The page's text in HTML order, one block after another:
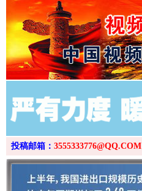
投稿邮箱： 3555333776@QQ.COM